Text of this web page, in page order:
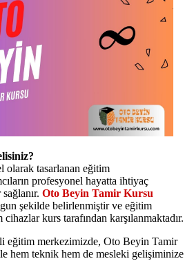
tasarlanan eğitim
profesyonel hayatta ihtiyaç
Oto Beyin Tamir Kursu
şekilde belirlenmiştir ve eğitim
cihazlar kurs tarafından karşılanmaktadır.
eğitim merkezimizde, Oto Beyin Tamir
hem teknik hem de mesleki gelişiminize